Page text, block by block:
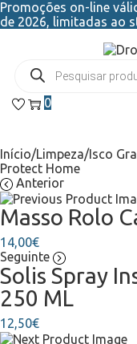
Promoções on-line
de 2026, limitadas ao
0
Início/Limpeza/Isco
Protect Home
Anterior
Masso Rolo
14,00€
Seguinte
Solis Spray
250 ML
12,50€